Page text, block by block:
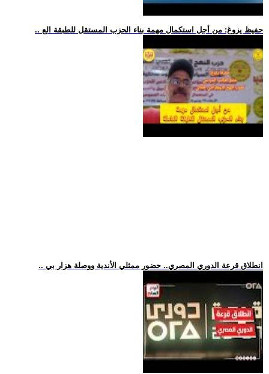
.. حفيظ يزوغ: من أجل استكمال مهمة بناء الحزب المستقل للطبقة الع
.. انطلاق قرعة الدوري المصري.. حضور ممثلي الأندية ووصلة هزار بي